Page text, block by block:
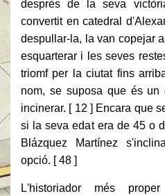
després de la seva
convertit en catedral
despullar-la, la van copejar
esquarterar i les seves
triomf per la ciutat fins
nom, se suposa que és un
incinerar. [ 12 ] Encara que
si la seva edat era de 45 o
Blázquez Martínez
opció. [ 48 ]
L'historiador més